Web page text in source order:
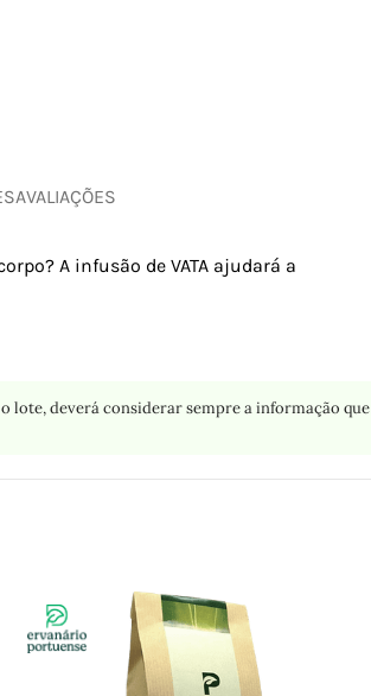
AVALIAÇÕES
A infusão de VATA ajudará a
deverá considerar sempre a informação que